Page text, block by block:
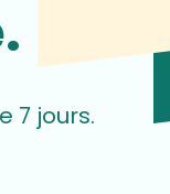
7 jours.